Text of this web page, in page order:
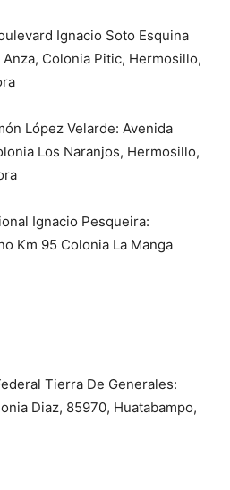
Ignacio Soto Esquina
Colonia Pitic, Hermosillo,
López Velarde: Avenida
Los Naranjos, Hermosillo,
Ignacio Pesqueira:
Km 95 Colonia La Manga
Tierra De Generales:
Diaz, 85970, Huatabampo,